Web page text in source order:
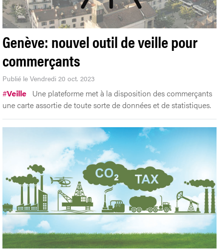
Genève: nouvel outil de veille pour
commerçants
Publié le Vendredi 20 oct. 2023
#Veille Une plateforme met à la disposition des commerçants
une carte assortie de toute sorte de données et de statistiques.